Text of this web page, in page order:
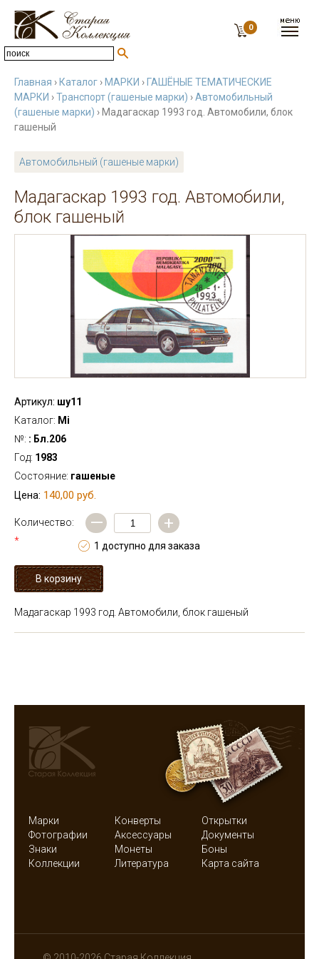
0
Главная › Каталог › МАРКИ › ГАШЁНЫЕ ТЕМАТИЧЕСКИЕ
МАРКИ ›Транспорт (гашеные марки) ›Автомобильный
(гашеные марки) › Мадагаскар 1993 год. Автомобили, блок
гашеный
Автомобильный (гашеные марки)
Мадагаскар 1993 год. Автомобили,
блок гашеный
Артикул: шу11
Каталог: Mi
№: : Бл.206
Год: 1983
Состояние: гашеные
Цена: 140,00 руб.
Количество:
*
— +
1 доступно для заказа
Мадагаскар 1993 год. Автомобили, блок гашеный
Марки Конверты
Открытки
Фотографии
Аксессуары
Документы
Знаки
Монеты
Боны
Коллекции
Литература Карта сайта